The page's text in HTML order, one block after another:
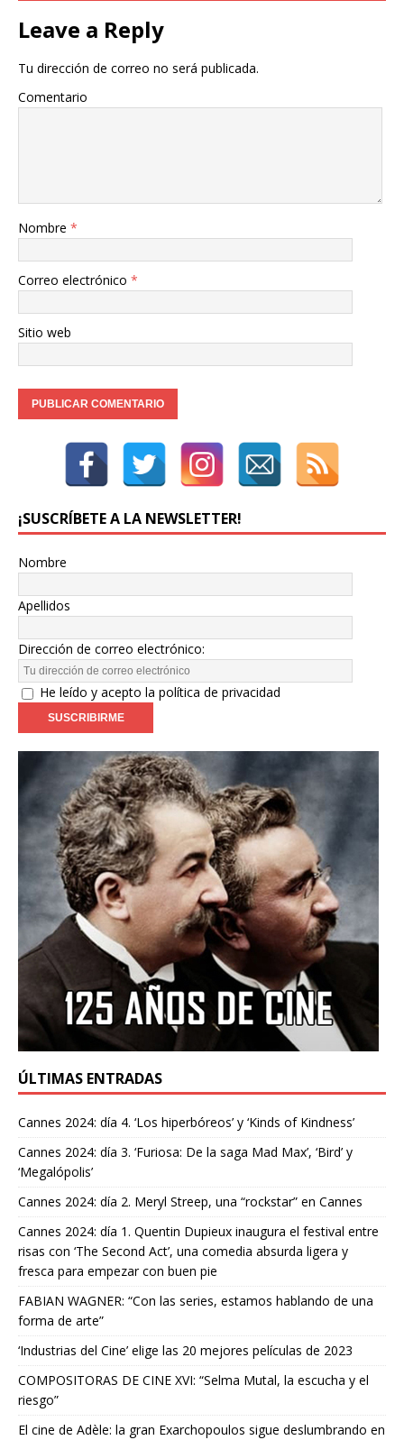
Leave a Reply
Tu dirección de correo no será publicada.
Comentario
Nombre *
Correo electrónico *
Sitio web
¡SUSCRÍBETE A LA NEWSLETTER!
Nombre
Apellidos
Dirección de correo electrónico:
He leído y acepto la política de privacidad
ÚLTIMAS ENTRADAS
Cannes 2024: día 4. ‘Los hiperbóreos’ y ‘Kinds of Kindness’
Cannes 2024: día 3. ‘Furiosa: De la saga Mad Max’, ‘Bird’ y
‘Megalópolis’
Cannes 2024: día 2. Meryl Streep, una “rockstar” en Cannes
Cannes 2024: día 1. Quentin Dupieux inaugura el festival entre
risas con ‘The Second Act’, una comedia absurda ligera y
fresca para empezar con buen pie
FABIAN WAGNER: “Con las series, estamos hablando de una
forma de arte”
‘Industrias del Cine’ elige las 20 mejores películas de 2023
COMPOSITORAS DE CINE XVI: “Selma Mutal, la escucha y el
riesgo”
El cine de Adèle: la gran Exarchopoulos sigue deslumbrando en